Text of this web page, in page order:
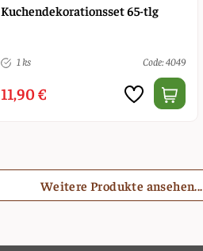
Kuchendekorationsset 65-tlg
1 ks Code: 4049
11,90 €
Weitere Produkte ansehen...